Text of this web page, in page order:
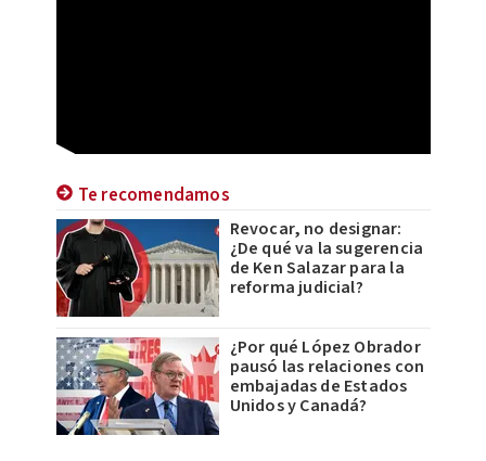
Te recomendamos
Revocar, no designar:
¿De qué va la sugerencia
de Ken Salazar para la
reforma judicial?
¿Por qué López Obrador
pausó las relaciones con
embajadas de Estados
Unidos y Canadá?